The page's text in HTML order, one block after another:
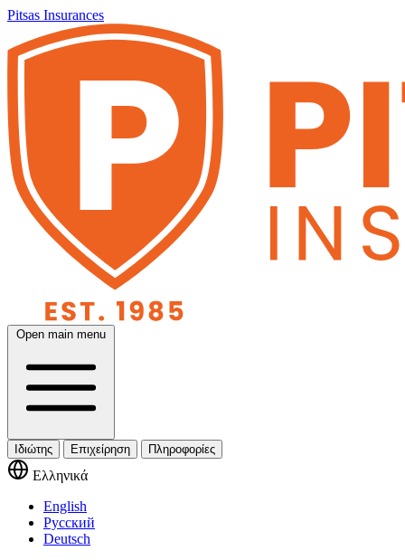
Pitsas Insurances
Open main menu
Ιδιώτης Επιχείρηση Πληροφορίες
Ελληνικά
English
Русский
Deutsch